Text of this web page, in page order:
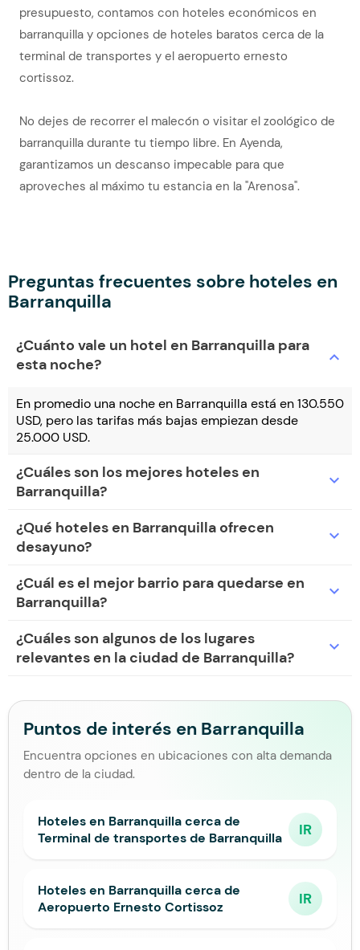
presupuesto, contamos con hoteles económicos en
barranquilla y opciones de hoteles baratos cerca de la
terminal de transportes y el aeropuerto ernesto
cortissoz.
No dejes de recorrer el malecón o visitar el zoológico de
barranquilla durante tu tiempo libre. En Ayenda,
garantizamos un descanso impecable para que
aproveches al máximo tu estancia en la "Arenosa".
Preguntas frecuentes sobre hoteles en
Barranquilla
¿Cuánto vale un hotel en Barranquilla para
esta noche?
expand_more
En promedio una noche en Barranquilla está en 130.550
USD, pero las tarifas más bajas empiezan desde
25.000 USD.
¿Cuáles son los mejores hoteles en
Barranquilla?
expand_more
¿Qué hoteles en Barranquilla ofrecen
desayuno?
expand_more
¿Cuál es el mejor barrio para quedarse en
Barranquilla?
expand_more
¿Cuáles son algunos de los lugares
relevantes en la ciudad de Barranquilla?
expand_more
Puntos de interés en Barranquilla
Encuentra opciones en ubicaciones con alta demanda
dentro de la ciudad.
Hoteles en Barranquilla cerca de
Terminal de transportes de Barranquilla
IR
Hoteles en Barranquilla cerca de
Aeropuerto Ernesto Cortissoz
IR